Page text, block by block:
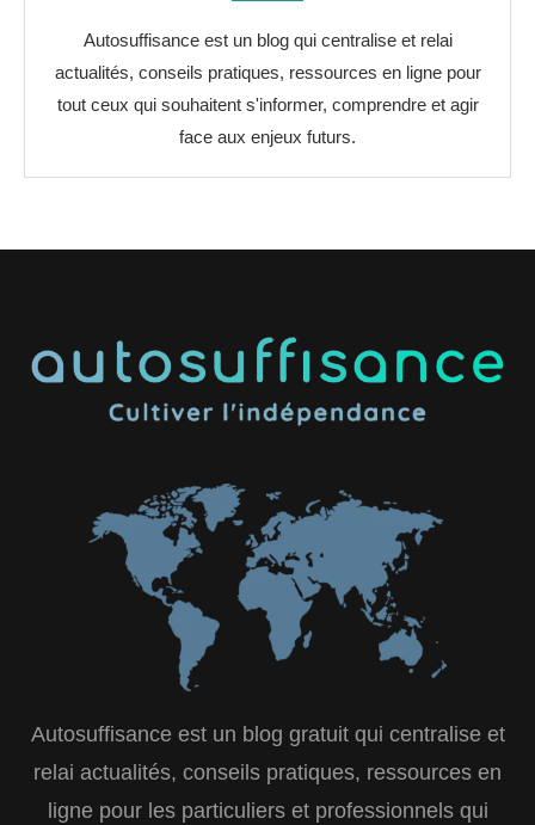
Autosuffisance est un blog qui centralise et relai
actualités, conseils pratiques, ressources en ligne pour
tout ceux qui souhaitent s'informer, comprendre et agir
face aux enjeux futurs.
Autosuffisance est un blog gratuit qui centralise et
relai actualités, conseils pratiques, ressources en
ligne pour les particuliers et professionnels qui